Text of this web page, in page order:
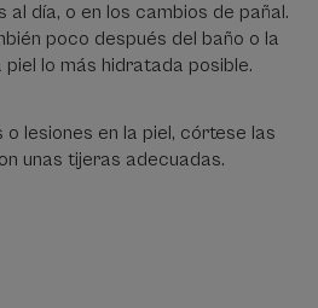
al día, o en los cambios de pañal.
poco después del baño o la
lo más hidratada posible.
lesiones en la piel, córtese las
unas tijeras adecuadas.